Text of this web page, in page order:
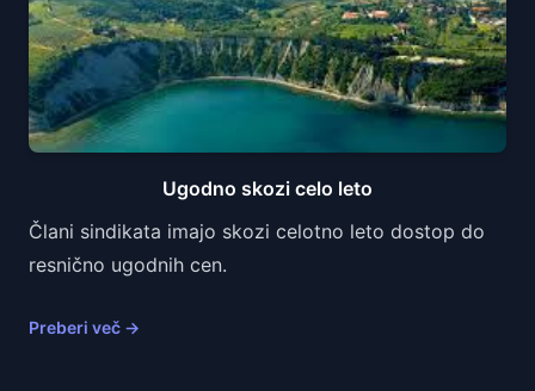
Ugodno skozi celo leto
Člani sindikata imajo skozi celotno leto dostop do
resnično ugodnih cen.
Preberi več →